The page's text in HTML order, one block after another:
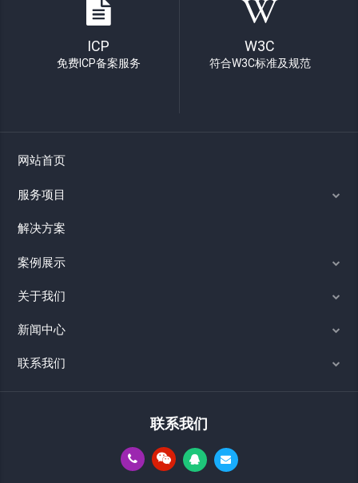
ICP
免费ICP备案服务
W3C
符合W3C标准及规范
网站首页
服务项目
解决方案
案例展示
关于我们
新闻中心
联系我们
联系我们